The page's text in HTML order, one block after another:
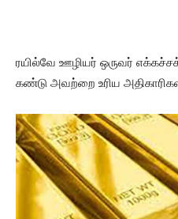
ரயில்வே ஊழியர் ஒருவர்
கண்டு அவற்றை உரிய